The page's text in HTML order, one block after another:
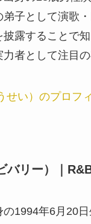
弟子として演歌
露することで知
者として注目の
せい）のプロフ
リー）｜
の1994年6月20